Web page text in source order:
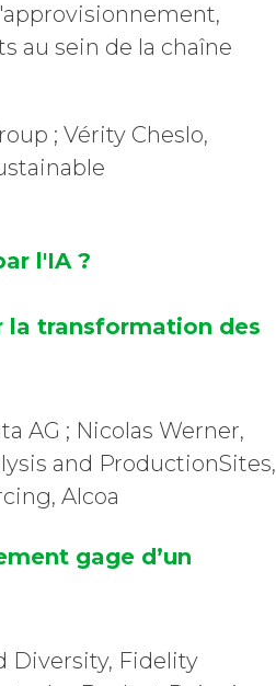
au sein de la chaîne
; Vérity Cheslo,
l'IA ?
la transformation des
AG ; Nicolas Werner,
and ProductionSites,
Alcoa
gage d’un
Diversity, Fidelity